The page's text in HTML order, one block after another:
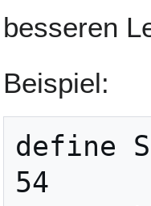
besseren
Beispiel:
define
54